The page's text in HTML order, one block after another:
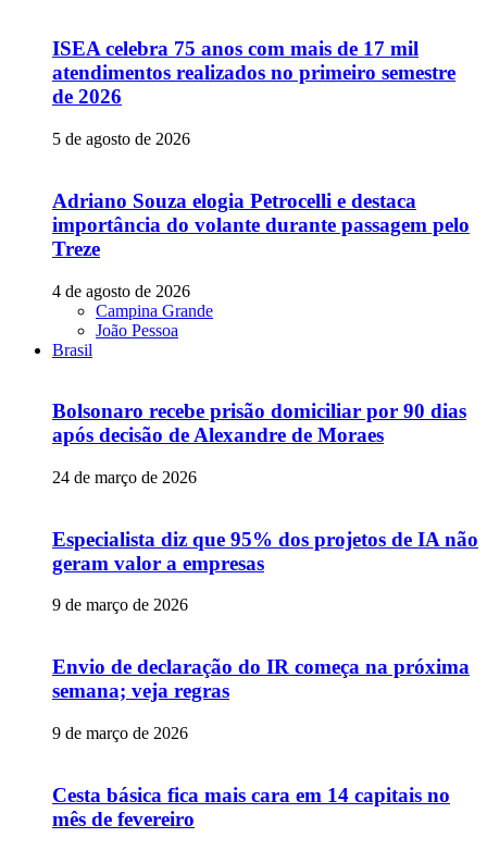
ISEA celebra 75 anos com mais de 17 mil
atendimentos realizados no primeiro semestre
de 2026
5 de agosto de 2026
Adriano Souza elogia Petrocelli e destaca
importância do volante durante passagem pelo
Treze
4 de agosto de 2026
Campina Grande
João Pessoa
Brasil
Bolsonaro recebe prisão domiciliar por 90 dias
após decisão de Alexandre de Moraes
24 de março de 2026
Especialista diz que 95% dos projetos de IA não
geram valor a empresas
9 de março de 2026
Envio de declaração do IR começa na próxima
semana; veja regras
9 de março de 2026
Cesta básica fica mais cara em 14 capitais no
mês de fevereiro